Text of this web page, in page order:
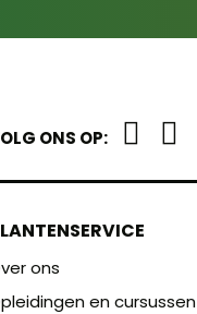
ONS OP:
ons
en cursussen